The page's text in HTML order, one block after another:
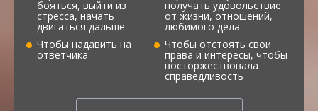
бояться, выйти из
стресса, начать
двигаться дальше
Чтобы надавить на
ответчика
получать удовольствие
от жизни, отношений,
любимого дела
Чтобы отстоять свои
права и интересы, чтобы
восторжествовала
справедливость